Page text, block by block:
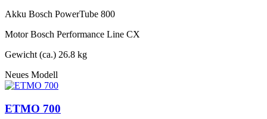
Akku Bosch PowerTube 800
Motor Bosch Performance Line CX
Gewicht (ca.) 26.8 kg
Neues Modell
ETMO 700